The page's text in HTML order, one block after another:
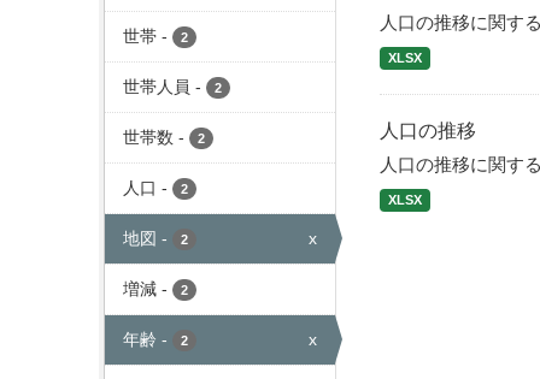
世帯 - 2
世帯人員 - 2
世帯数 - 2
人口 - 2
地図 - 2 x
増減 - 2
年齢 - 2 x
人口の推移に関す
XLSX
人口の推移
人口の推移に関す
XLSX